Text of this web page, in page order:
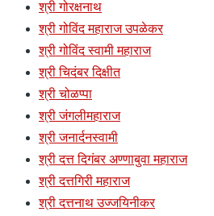
श्री गोरक्षनाथ
श्री गोविंद महाराज उपळेकर
श्री गोविंद स्वामी महाराज
श्री चिदंबर दिक्षीत
श्री चोळप्पा
श्री जंगलीमहाराज
श्री जनार्दनस्वामी
श्री दत्त दिगंबर अण्णाबुवा महाराज
श्री दत्तगिरी महाराज
श्री दत्तनाथ उज्जयिनीकर